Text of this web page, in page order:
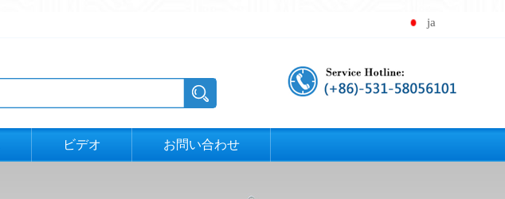
ja
ビデオ お問い合わせ